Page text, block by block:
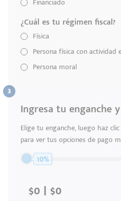
+528121278366
Financiado
¿Cuál es tu régimen fiscal?
Física
Persona física con actividad
Persona moral
Ingresa tu enganche
Elige tu enganche, luego haz
para ver tus opciones de pago
10%